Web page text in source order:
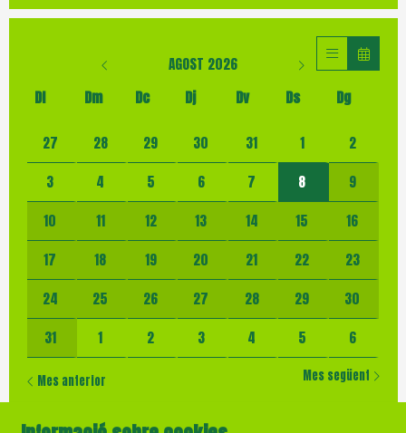
AGOST 2026
Dl
Dm Dc Dj Dv Ds
Dg
No hi ha cap activitat aquest mes
27 28 29 30 31 1
2
3
4 5 6 7 8
9
10
11 12 13 14 15
16
17
18 19 20 21 22
23
24
25 26 27 28 29
30
31
1 2 3 4 5 6
Mes anterior Mes següent